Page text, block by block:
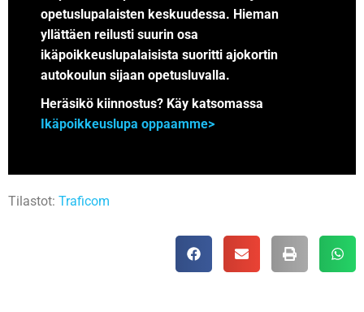
opetuslupalaisten keskuudessa. Hieman
yllättäen reilusti suurin osa
ikäpoikkeuslupalaisista suoritti ajokortin
autokoulun sijaan opetusluvalla.
Heräsikö kiinnostus? Käy katsomassa
Ikäpoikkeuslupa oppaamme>
Tilastot: Traficom